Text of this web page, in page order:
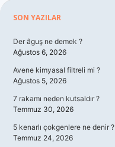
Sidebar
SON YAZILAR
Der âguş ne demek ?
Ağustos 6, 2026
Avene kimyasal filtreli mi ?
Ağustos 5, 2026
7 rakamı neden kutsaldır ?
Temmuz 30, 2026
5 kenarlı çokgenlere ne denir ?
Temmuz 24, 2026